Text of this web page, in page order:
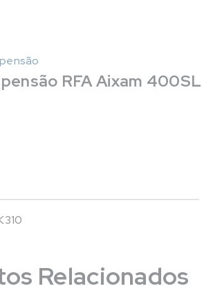
RFA Aixam 400SL
Relacionados